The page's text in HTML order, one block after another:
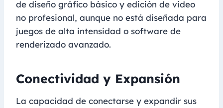
de diseño gráfico básico y edición de video
no profesional, aunque no está diseñada para
juegos de alta intensidad o software de
renderizado avanzado.
Conectividad y Expansión
La capacidad de conectarse y expandir sus